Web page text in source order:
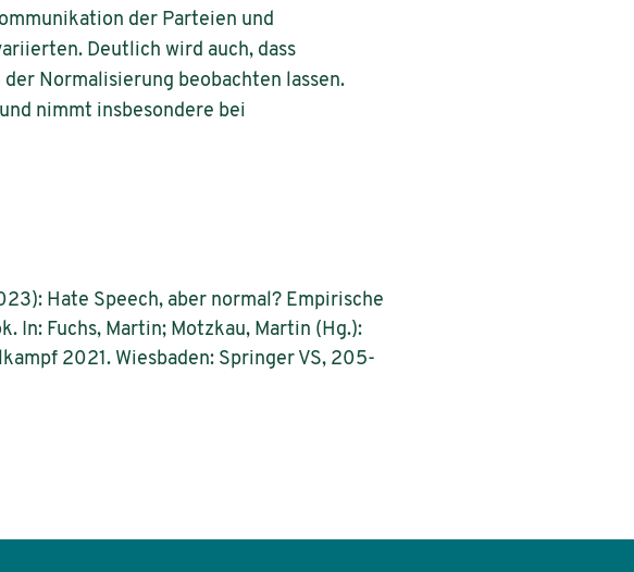
der Parteien und
Deutlich wird auch, dass
Normalisierung beobachten lassen.
nimmt insbesondere bei
Hate Speech, aber normal? Empirische
In: Fuchs, Martin; Motzkau, Martin (Hg.):
2021. Wiesbaden: Springer VS, 205-